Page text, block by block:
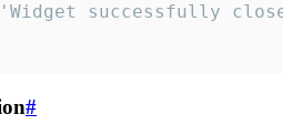
successfully
#